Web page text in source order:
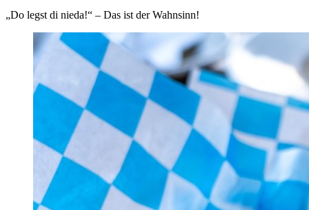
„Do legst di nieda!“ – Das ist der Wahnsinn!